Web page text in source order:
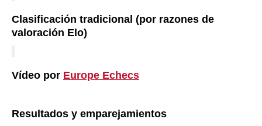
Clasificación tradicional (por razones de
valoración Elo)
Vídeo por Europe Echecs
Resultados y emparejamientos